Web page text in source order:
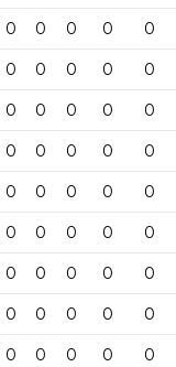
0 0 0 0 0
0 0 0 0 0
0 0 0 0 0
0 0 0 0 0
0 0 0 0 0
0 0 0 0 0
0 0 0 0 0
0 0 0 0 0
0 0 0 0 0